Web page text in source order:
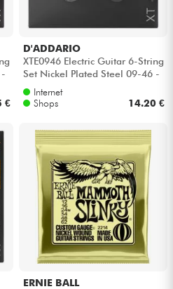
€
D'ADDARIO
XTE0946 Electric Guitar 6-String
Set Nickel Plated Steel 09-46 -
Saitensätze
Internet
Shops
14.20 €
ERNIE BALL